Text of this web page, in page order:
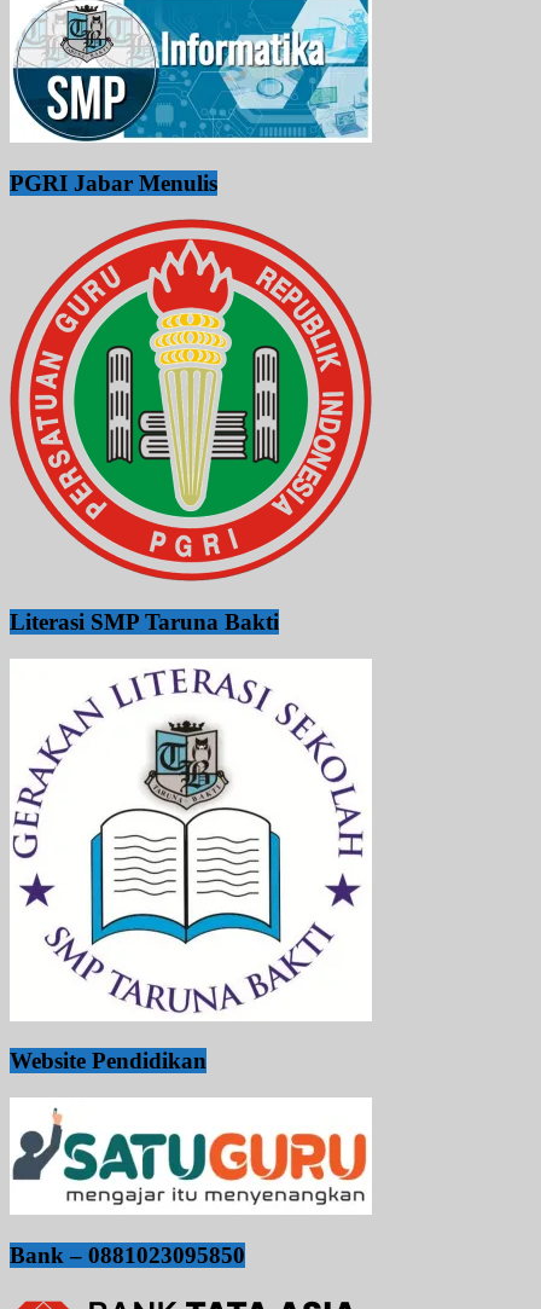
PGRI Jabar Menulis
Literasi SMP Taruna Bakti
Website Pendidikan
Bank – 0881023095850